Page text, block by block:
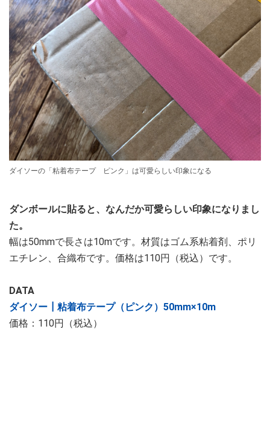
ダイソーの「粘着布テープ ピンク」は可愛らしい印象になる
ダンボールに貼ると、なんだか可愛らしい印象になりまし
た。
幅は50mmで長さは10mです。材質はゴム系粘着剤、ポリ
エチレン、合織布です。価格は110円（税込）です。
DATA
ダイソー┃粘着布テープ（ピンク）50mm×10m
価格：110円（税込）